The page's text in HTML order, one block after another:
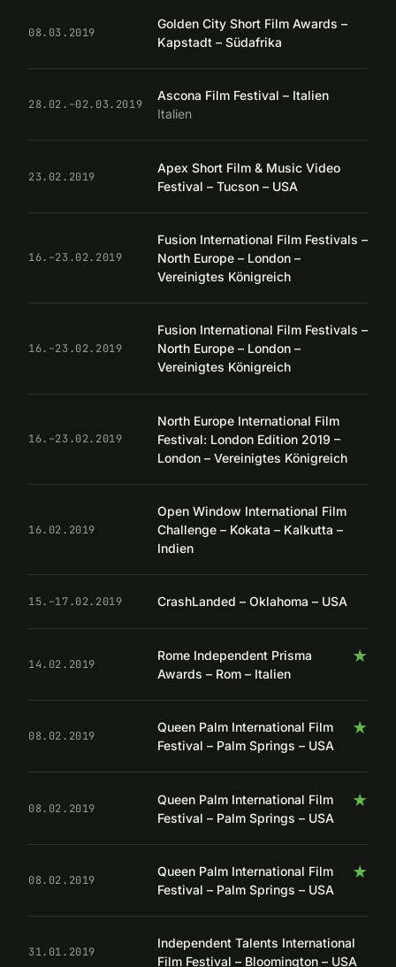
08.03.2019
Golden City Short Film Awards –
Kapstadt – Südafrika
28.02.–02.03.2019
Ascona Film Festival – Italien
Italien
23.02.2019
Apex Short Film & Music Video
Festival – Tucson – USA
16.–23.02.2019
Fusion International Film Festivals –
North Europe – London –
Vereinigtes Königreich
16.–23.02.2019
Fusion International Film Festivals –
North Europe – London –
Vereinigtes Königreich
16.–23.02.2019
North Europe International Film
Festival: London Edition 2019 –
London – Vereinigtes Königreich
16.02.2019
Open Window International Film
Challenge – Kokata – Kalkutta –
Indien
15.–17.02.2019 CrashLanded – Oklahoma – USA
14.02.2019 ★
Rome Independent Prisma
Awards – Rom – Italien
08.02.2019 ★
Queen Palm International Film
Festival – Palm Springs – USA
08.02.2019 ★
Queen Palm International Film
Festival – Palm Springs – USA
08.02.2019 ★
Queen Palm International Film
Festival – Palm Springs – USA
31.01.2019
Independent Talents International
Film Festival – Bloomington – USA